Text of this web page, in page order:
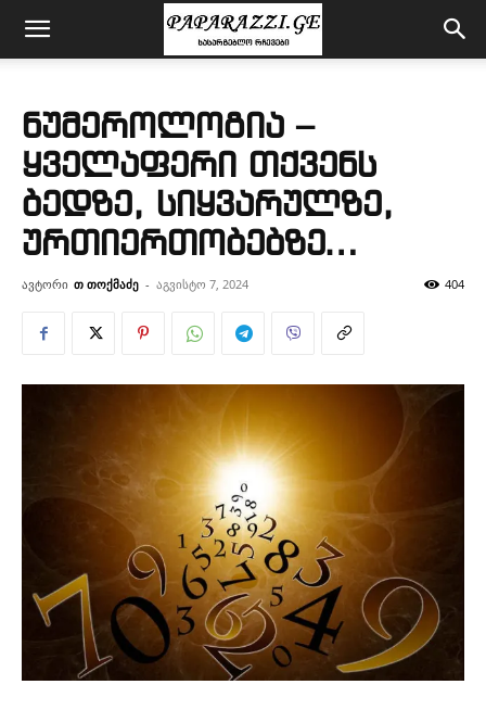
ნუმეროლოგია –
ყველაფერი თქვენს
ბედზე, სიყვარულზე,
ურთიერთობებზე…
ავტორი თ თოქმაძე - აგვისტო 7, 2024 404